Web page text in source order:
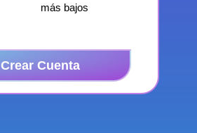
más bajos
Crear Cuenta